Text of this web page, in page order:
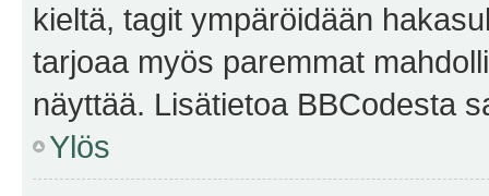
kieltä, tagit ympäröidään
tarjoaa myös paremmat
näyttää. Lisätietoa BBCodesta
Ylös